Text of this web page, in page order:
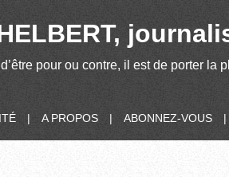
pour ou contre, il est de porter
| A PROPOS | ABONNEZ-VOUS |